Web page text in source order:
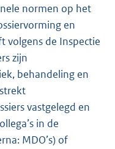
normen op het
en
volgens de Inspectie
zijn
behandeling en
vastgelegd en
in de
MDO’s) of